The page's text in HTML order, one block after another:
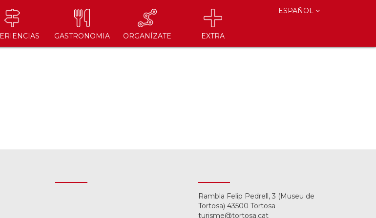
GASTRONOMIA ORGANÍZATE EXTRA
ESPAÑOL
Rambla Felip Pedrell, 3 (Museu de
Tortosa) 43500 Tortosa
turisme@tortosa.cat